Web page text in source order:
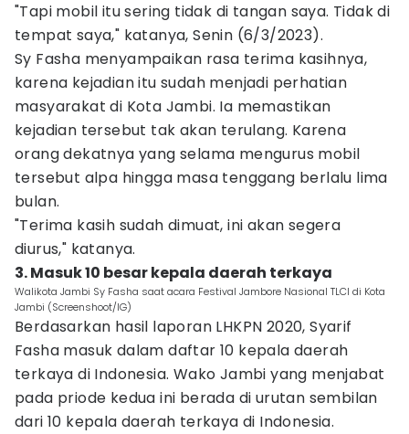
"Tapi mobil itu sering tidak di tangan saya. Tidak di
tempat saya," katanya, Senin (6/3/2023).
Sy Fasha menyampaikan rasa terima kasihnya,
karena kejadian itu sudah menjadi perhatian
masyarakat di Kota Jambi. Ia memastikan
kejadian tersebut tak akan terulang. Karena
orang dekatnya yang selama mengurus mobil
tersebut alpa hingga masa tenggang berlalu lima
bulan.
"Terima kasih sudah dimuat, ini akan segera
diurus," katanya.
3. Masuk 10 besar kepala daerah terkaya
Walikota Jambi Sy Fasha saat acara Festival Jambore Nasional TLCI di Kota
Jambi (Screenshoot/IG)
Berdasarkan hasil laporan LHKPN 2020, Syarif
Fasha masuk dalam daftar 10 kepala daerah
terkaya di Indonesia. Wako Jambi yang menjabat
pada priode kedua ini berada di urutan sembilan
dari 10 kepala daerah terkaya di Indonesia.